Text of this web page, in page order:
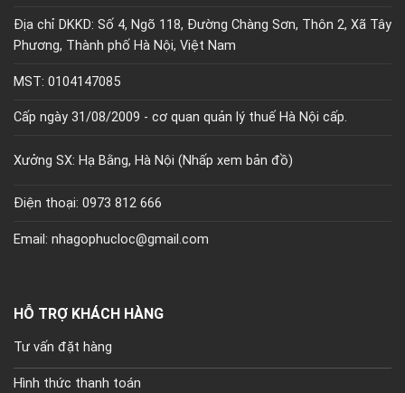
Địa chỉ DKKD: Số 4, Ngõ 118, Đường Chàng Sơn, Thôn 2, Xã Tây
Phương, Thành phố Hà Nội, Việt Nam
MST: 0104147085
Cấp ngày 31/08/2009 - cơ quan quản lý thuế Hà Nội cấp.
Xưởng SX: Hạ Bằng, Hà Nội (Nhấp xem bản đồ)
Điện thoại: 0973 812 666
Email: nhagophucloc@gmail.com
HỖ TRỢ KHÁCH HÀNG
Tư vấn đặt hàng
Hình thức thanh toán